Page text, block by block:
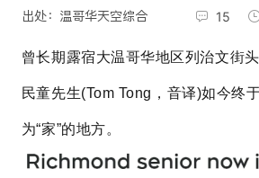
出处：温哥华天空综合 15
曾长期露宿大温哥华地区列治文街
民童先生(Tom Tong，音译)如今终
为“家”的地方。